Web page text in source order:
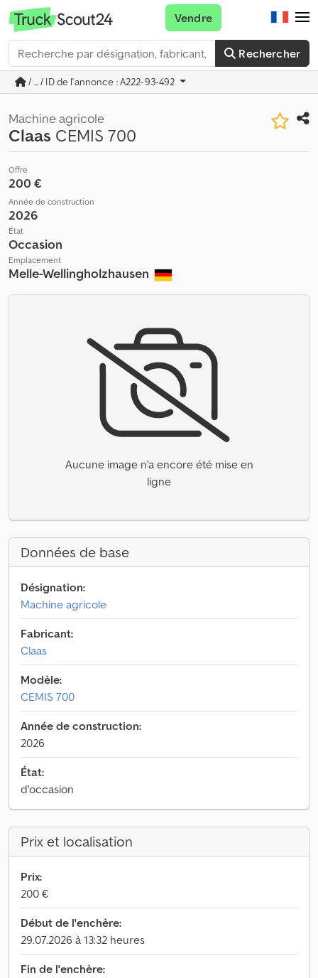
Rechercher
Vendre
/ ... / ID de l'annonce : A222-93-492
Machine agricole
Claas CEMIS 700
Offre
200 €
Année de construction
2026
État
Occasion
Emplacement
Melle-Wellingholzhausen
Aucune image n'a encore été mise en
ligne
Données de base
Désignation:
Machine agricole
Fabricant:
Claas
Modèle:
CEMIS 700
Année de construction:
2026
État:
d'occasion
Prix et localisation
Prix:
200 €
Début de l'enchère:
29.07.2026 à 13:32 heures
Fin de l'enchère: